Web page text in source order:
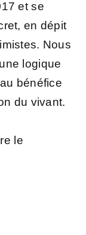
et se
en dépit
Nous
logique
bénéfice
du vivant.
le